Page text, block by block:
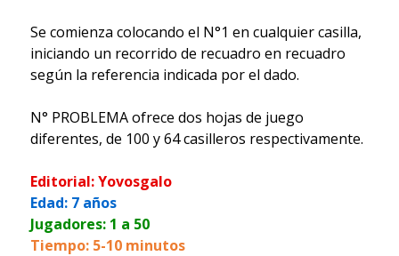
Se comienza colocando el N°1 en cualquier casilla,
iniciando un recorrido de recuadro en recuadro
según la referencia indicada por el dado.
N° PROBLEMA ofrece dos hojas de juego
diferentes, de 100 y 64 casilleros respectivamente.
Editorial: Yovosgalo
Edad: 7 años
Jugadores: 1 a 50
Tiempo: 5-10 minutos